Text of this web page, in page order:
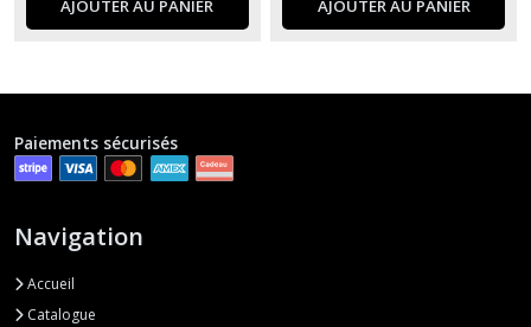
AJOUTER AU PANIER AJOUTER AU PANIER
Paiements sécurisés
Navigation
Accueil
Catalogue